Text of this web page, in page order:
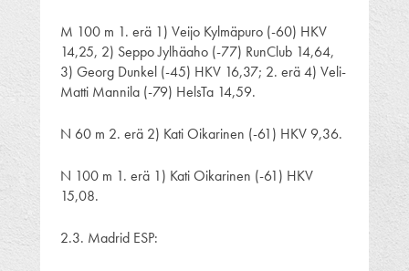
M 100 m 1. erä 1) Veijo Kylmäpuro (-60) HKV
14,25, 2) Seppo Jylhäaho (-77) RunClub 14,64,
3) Georg Dunkel (-45) HKV 16,37; 2. erä 4) Veli-
Matti Mannila (-79) HelsTa 14,59.
N 60 m 2. erä 2) Kati Oikarinen (-61) HKV 9,36.
N 100 m 1. erä 1) Kati Oikarinen (-61) HKV
15,08.
2.3. Madrid ESP: